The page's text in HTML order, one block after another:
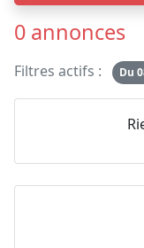
0 annonces
Filtres actifs : Du